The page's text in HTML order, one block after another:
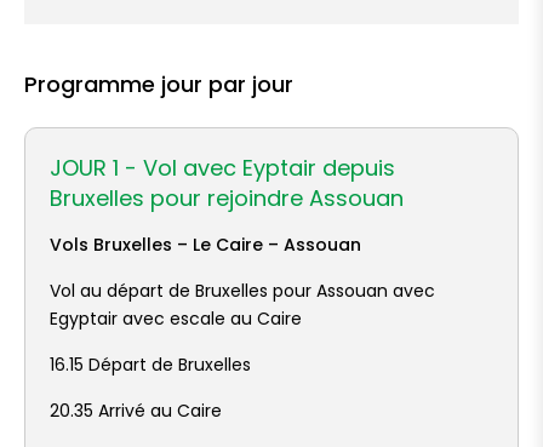
Programme jour par jour
JOUR 1 - Vol avec Eyptair depuis
Bruxelles pour rejoindre Assouan
Vols Bruxelles – Le Caire – Assouan
Vol au départ de Bruxelles pour Assouan avec
Egyptair avec escale au Caire
16.15 Départ de Bruxelles
20.35 Arrivé au Caire